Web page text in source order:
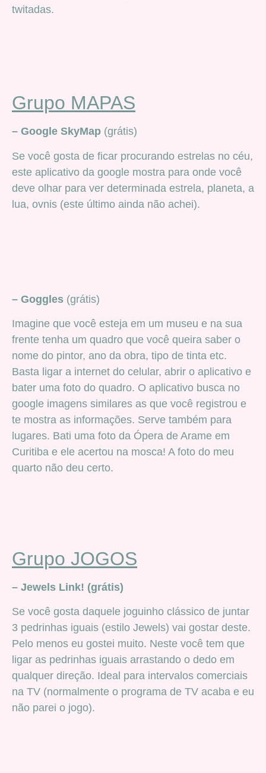
twitadas.
Grupo MAPAS
– Google SkyMap (grátis)
Se você gosta de ficar procurando estrelas no céu,
este aplicativo da google mostra para onde você
deve olhar para ver determinada estrela, planeta, a
lua, ovnis (este último ainda não achei).
– Goggles (grátis)
Imagine que você esteja em um museu e na sua
frente tenha um quadro que você queira saber o
nome do pintor, ano da obra, tipo de tinta etc.
Basta ligar a internet do celular, abrir o aplicativo e
bater uma foto do quadro. O aplicativo busca no
google imagens similares as que você registrou e
te mostra as informações. Serve também para
lugares. Bati uma foto da Ópera de Arame em
Curitiba e ele acertou na mosca! A foto do meu
quarto não deu certo.
Grupo JOGOS
– Jewels Link! (grátis)
Se você gosta daquele joguinho clássico de juntar
3 pedrinhas iguais (estilo Jewels) vai gostar deste.
Pelo menos eu gostei muito. Neste você tem que
ligar as pedrinhas iguais arrastando o dedo em
qualquer direção. Ideal para intervalos comerciais
na TV (normalmente o programa de TV acaba e eu
não parei o jogo).